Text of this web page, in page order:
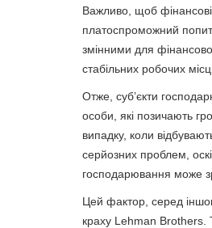
Важливо, щоб фінансові
платоспроможний
змінними для
стабільних робочих
Отже, суб’єкти
особи, які позичають
випадку, коли
серйозних проблем,
господарювання може
Цей фактор, серед
краху Lehman Brothers.